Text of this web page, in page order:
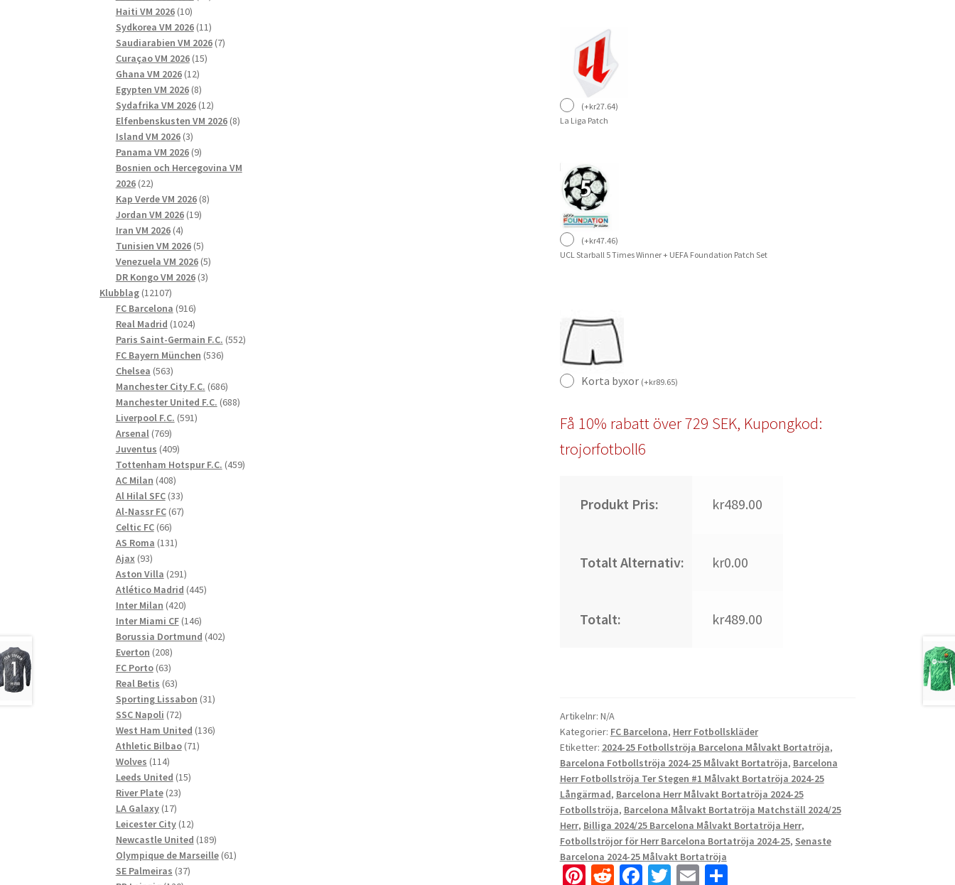
(+kr27.64)
La Liga Patch
(+kr47.46)
UCL Starball 5 Times Winner + UEFA Foundation Patch Set
Korta byxor (+kr89.65)
Få 10% rabatt över 729 SEK, Kupongkod:
trojorfotboll6
Produkt Pris: kr489.00
Totalt Alternativ: kr0.00
Totalt: kr489.00
Artikelnr: N/A
Kategorier: FC Barcelona, Herr Fotbollskläder
Etiketter: 2024-25 Fotbollströja Barcelona Målvakt Bortatröja,
Barcelona Fotbollströja 2024-25 Målvakt Bortatröja, Barcelona
Herr Fotbollströja Ter Stegen #1 Målvakt Bortatröja 2024-25
Långärmad, Barcelona Herr Målvakt Bortatröja 2024-25
Fotbollströja, Barcelona Målvakt Bortatröja Matchställ 2024/25
Herr, Billiga 2024/25 Barcelona Målvakt Bortatröja Herr,
Fotbollströjor för Herr Barcelona Bortatröja 2024-25, Senaste
Barcelona 2024-25 Målvakt Bortatröja
Pi R Fa T E D
Haiti VM 2026 1010
produkter
Sydkorea VM 2026 1111
produkter
Saudiarabien VM 2026 77
Curaçao VM 2026 1515
Ghana VM 2026 1212
produkter
Egypten VM 2026 88
produkter
Sydafrika VM 2026 1212
produkter
Elfenbenskusten VM 2026 88
Island VM 2026 33
produkter
Panama VM 2026 99
produkter
Bosnien och Hercegovina VM
2026 2222
produkter
Kap Verde VM 2026 88
Jordan VM 2026 1919
Iran VM 2026 44
produkter
Tunisien VM 2026 55
produkter
Venezuela VM 2026 55
produkter
DR Kongo VM 2026 33
Klubblag 1210712107
produkter
FC Barcelona 916916
produkter
Real Madrid 10241024
produkter
Paris Saint-Germain F.C. 552552
FC Bayern München 536536
Chelsea 563563
produkter
Manchester City F.C. 686686
produkter
Manchester United F.C. 688688
Liverpool F.C. 591591
Arsenal 769769
produkter
Juventus 409409
produkter
Tottenham Hotspur F.C. 459459
AC Milan 408408
produkter
Al Hilal SFC 3333
produkter
Al-Nassr FC 6767
Celtic FC 6666
produkter
AS Roma 131131
Ajax 9393
produkter
Aston Villa 291291
produkter
Atlético Madrid 445445
Inter Milan 420420
produkter
Inter Miami CF 146146
produkter
Borussia Dortmund 402402
Everton 208208
produkter
FC Porto 6363
produkter
Real Betis 6363
produkter
Sporting Lissabon 3131
SSC Napoli 7272
produkter
West Ham United 136136
Athletic Bilbao 7171
Wolves 114114
produkter
Leeds United 1515
River Plate 2323
LA Galaxy 1717
produkter
Leicester City 1212
produkter
Newcastle United 189189
produkter
Olympique de Marseille 6161
SE Palmeiras 3737